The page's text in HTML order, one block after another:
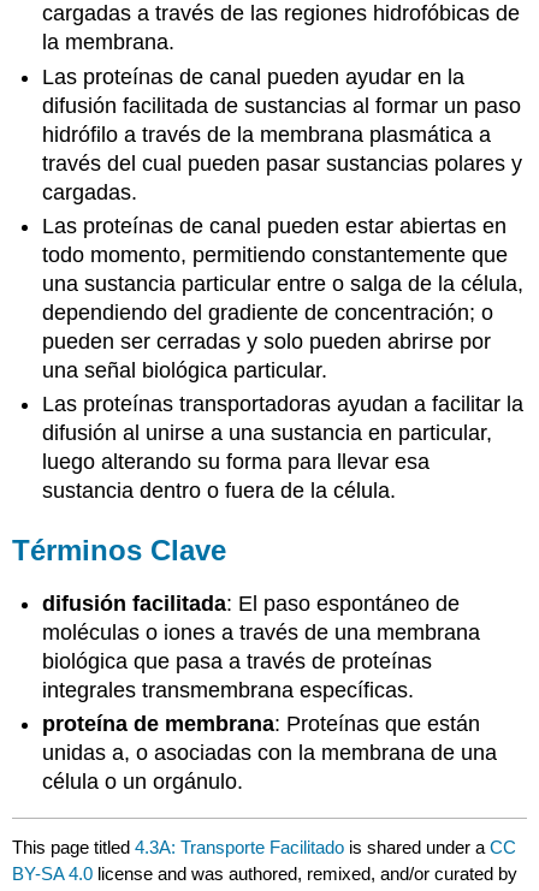
cargadas a través de las regiones hidrofóbicas de
la membrana.
Las proteínas de canal pueden ayudar en la
difusión facilitada de sustancias al formar un paso
hidrófilo a través de la membrana plasmática a
través del cual pueden pasar sustancias polares y
cargadas.
Las proteínas de canal pueden estar abiertas en
todo momento, permitiendo constantemente que
una sustancia particular entre o salga de la célula,
dependiendo del gradiente de concentración; o
pueden ser cerradas y solo pueden abrirse por
una señal biológica particular.
Las proteínas transportadoras ayudan a facilitar la
difusión al unirse a una sustancia en particular,
luego alterando su forma para llevar esa
sustancia dentro o fuera de la célula.
Términos Clave
difusión facilitada: El paso espontáneo de
moléculas o iones a través de una membrana
biológica que pasa a través de proteínas
integrales transmembrana específicas.
proteína de membrana: Proteínas que están
unidas a, o asociadas con la membrana de una
célula o un orgánulo.
This page titled4.3A: Transporte Facilitado is shared under aCC
BY-SA 4.0 license and was authored, remixed, and/or curated by